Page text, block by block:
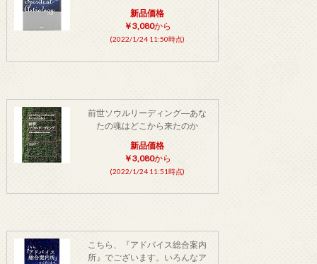
新品価格
￥3,080から
(2022/1/24 11:50時点)
前世ソウルリーディング―あな
たの魂はどこから来たのか
新品価格
￥3,080から
(2022/1/24 11:51時点)
こちら、『アドバイス総合案内
所』でございます。いろんなア